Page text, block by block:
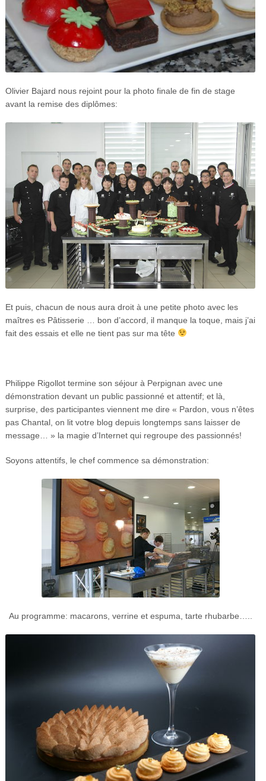
Olivier Bajard nous rejoint pour la photo finale de fin de stage
avant la remise des diplômes:
Et puis, chacun de nous aura droit à une petite photo avec les
maîtres es Pâtisserie … bon d’accord, il manque la toque, mais j’ai
fait des essais et elle ne tient pas sur ma tête
Philippe Rigollot termine son séjour à Perpignan avec une
démonstration devant un public passionné et attentif; et là,
surprise, des participantes viennent me dire « Pardon, vous n’êtes
pas Chantal, on lit votre blog depuis longtemps sans laisser de
message… » la magie d’Internet qui regroupe des passionnés!
Soyons attentifs, le chef commence sa démonstration:
Au programme: macarons, verrine et espuma, tarte rhubarbe…..